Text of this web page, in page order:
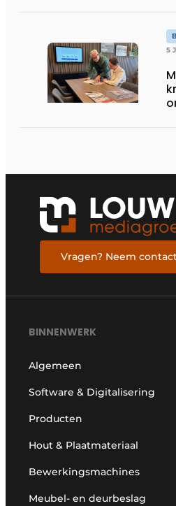
5
Vragen? Neem
BINNENWERK
Algemeen
Software & Digitalisering
Producten
Hout & Plaatmateriaal
Bewerkingsmachines
Meubel- en deurbeslag